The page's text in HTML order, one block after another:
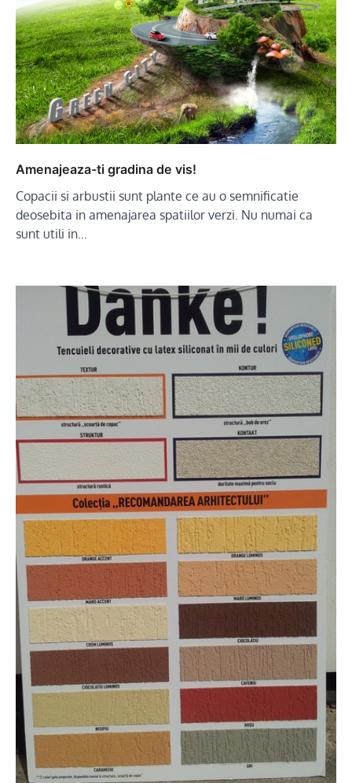
Amenajeaza-ti gradina de vis!
Copacii si arbustii sunt plante ce au o semnificatie
deosebita in amenajarea spatiilor verzi. Nu numai ca
sunt utili in…